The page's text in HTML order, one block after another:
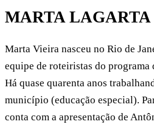
MARTA LAGARTA
Marta Vieira nasceu no Rio de
equipe de roteiristas do programa
Há quase quarenta anos
município (educação especial).
conta com a apresentação de